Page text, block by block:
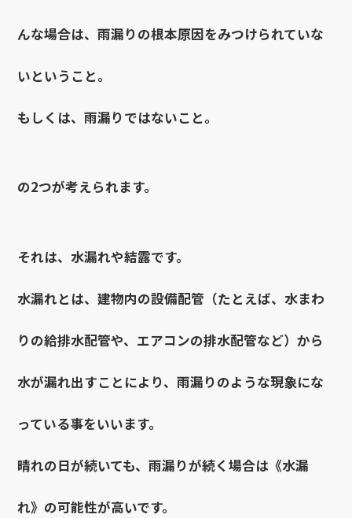
んな場合は、雨漏りの根本原因をみつけられていな
いということ。
もしくは、雨漏りではないこと。
の2つが考えられます。
それは、水漏れや結露です。
水漏れとは、建物内の設備配管（たとえば、水まわ
りの給排水配管や、エアコンの排水配管など）から
水が漏れ出すことにより、雨漏りのような現象にな
っている事をいいます。
晴れの日が続いても、雨漏りが続く場合は《水漏
れ》の可能性が高いです。